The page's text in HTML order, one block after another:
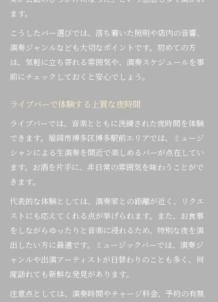
ます。
こうしたバー選びでは、落ち着いた照明や店内の音響、
演奏ジャンルなども大切なポイントです。初めての方
は、気軽に立ち寄れる雰囲気や、演奏スケジュールを事
前にチェックしておくと安心でしょう。
ライブバーで体験する上質な夜時間
ライブバーでは、音楽とともに洗練された夜時間を体験
できます。福岡市博多区博多駅前エリアでは、ミュージ
シャンによる生演奏を間近で楽しめるバーが点在してい
ます。お酒を片手に、非日常の雰囲気を味わうことがで
きます。
代表的な体験としては、演奏家との距離が近く、リクエ
ストにも応えてくれる点が挙げられます。また、お食事
をしながらゆったりと音楽に浸れるため、特別な夜を演
出したい方に最適です。ミュージックバーでは、演奏ジ
ャンルや出演アーティストが日替わりのことも多く、何
度訪れても新鮮な発見があります。
注意点としては、演奏時間やチャージ料金、予約の有無